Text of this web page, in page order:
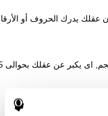
يدرك الحروف أو
ان عقل
كان أصغر من عقلك, لا